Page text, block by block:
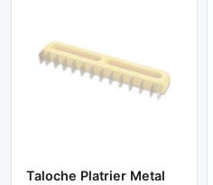
Taloche Platrier Metal